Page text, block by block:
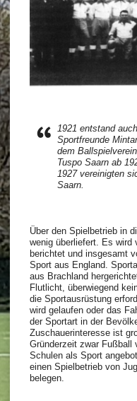
1921 entstand
Sportfreunde
dem
Tuspo Saarn ab
1927 vereinigten
Saarn.
Über den Spielbetrieb in
wenig überliefert. Es wird
berichtet und insgesamt
Sport aus England.
aus Brachland
Flutlicht, überwiegend
die Sportausrüstung
wird gelaufen oder das
der Sportart in der
Zuschauerinteresse ist
Gründerzeit zwar Fußball
Schulen als Sport
einen Spielbetrieb von
belegen.